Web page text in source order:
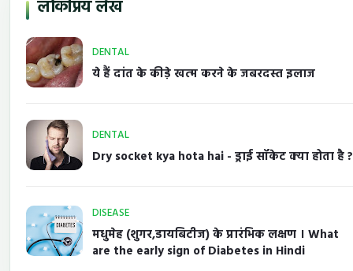
लोकप्रिय लेख
DENTAL
ये हैं दांत के कीड़े खत्म करने के जबरदस्त इलाज
DENTAL
Dry socket kya hota hai - ड्राई सॉकेट क्या होता है ?
DISEASE
मधुमेह (शुगर,डायबिटीज) के प्रारंभिक लक्षण । What
are the early sign of Diabetes in Hindi